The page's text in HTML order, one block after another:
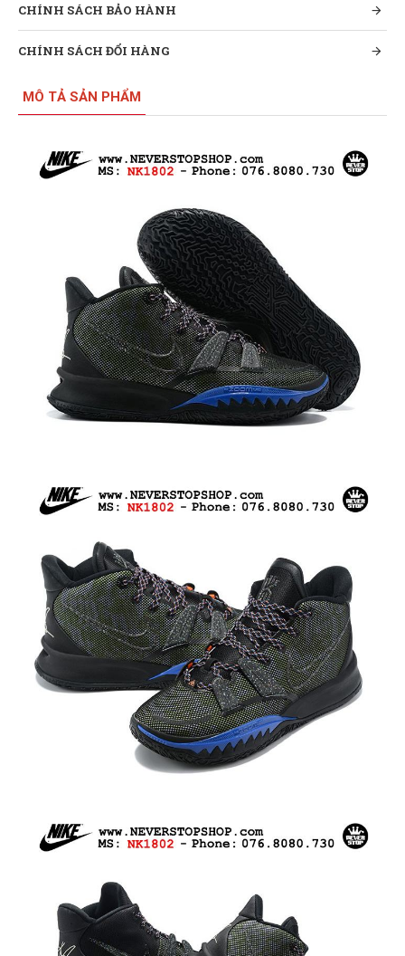
CHÍNH SÁCH BẢO HÀNH
CHÍNH SÁCH ĐỔI HÀNG
MÔ TẢ SẢN PHẨM